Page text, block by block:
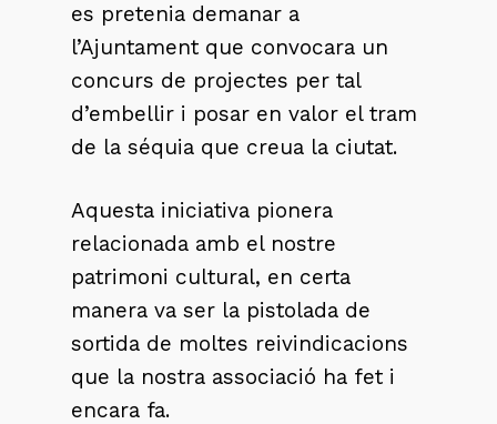
es pretenia demanar a
l’Ajuntament que convocara un
concurs de projectes per tal
d’embellir i posar en valor el tram
de la séquia que creua la ciutat.
Aquesta iniciativa pionera
relacionada amb el nostre
patrimoni cultural, en certa
manera va ser la pistolada de
sortida de moltes reivindicacions
que la nostra associació ha fet i
encara fa.